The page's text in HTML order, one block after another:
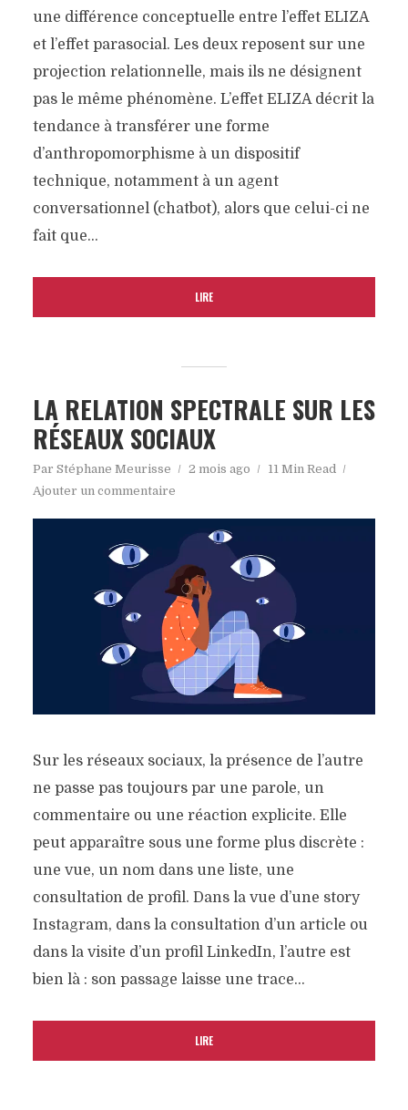
matière grise !
une différence conceptuelle entre l’effet ELIZA
et l’effet parasocial. Les deux reposent sur une
projection relationnelle, mais ils ne désignent
pas le même phénomène. L’effet ELIZA décrit la
tendance à transférer une forme
d’anthropomorphisme à un dispositif
technique, notamment à un agent
conversationnel (chatbot), alors que celui-ci ne
fait que...
LIRE
LA RELATION SPECTRALE SUR LES
RÉSEAUX SOCIAUX
Par Stéphane Meurisse 2 mois ago
11 Min Read
Ajouter un commentaire
Sur les réseaux sociaux, la présence de l’autre
ne passe pas toujours par une parole, un
commentaire ou une réaction explicite. Elle
peut apparaître sous une forme plus discrète :
une vue, un nom dans une liste, une
consultation de profil. Dans la vue d’une story
Instagram, dans la consultation d’un article ou
dans la visite d’un profil LinkedIn, l’autre est
bien là : son passage laisse une trace...
LIRE